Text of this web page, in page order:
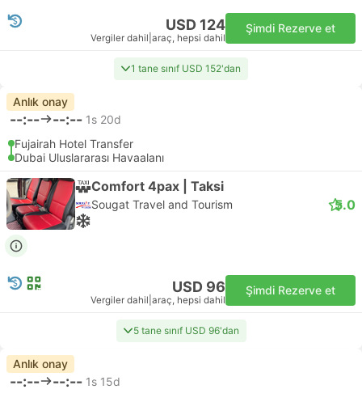
USD 124
Vergiler dahil araç, hepsi dahil
Şimdi Rezerve et
1 tane sınıf USD 152'dan
Anlık onay
--:-- --:-- 1s 20d
Fujairah Hotel Transfer
Dubai Uluslararası Havaalanı
Comfort 4pax | Taksi
Sougat Travel and Tourism 5.0
USD 96
Vergiler dahil araç, hepsi dahil
Şimdi Rezerve et
5 tane sınıf USD 96'dan
Anlık onay
--:-- --:-- 1s 15d